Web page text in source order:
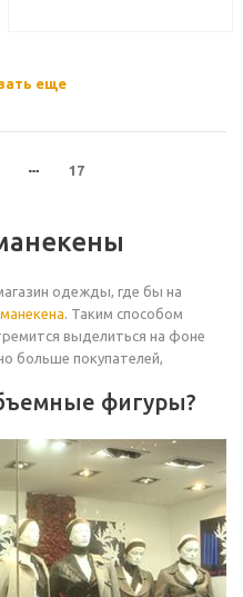
еще
17
одежды, где бы на
манекена. Таким способом
выделиться на фоне
больше покупателей,
фигуры?